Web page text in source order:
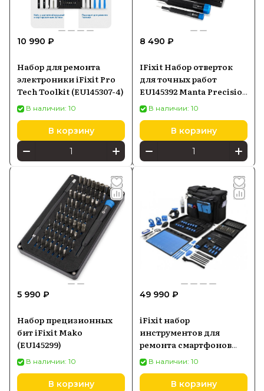
10 990 ₽
Набор для ремонта
электроники iFixit Pro
Tech Toolkit (EU145307-4)
В наличии: 10
В корзину
8 490 ₽
IFixit Набор отверток
для точных работ
EU145392 Manta Precision
Bit Set, 112 предметов
В наличии: 10
В корзину
5 990 ₽
Набор прецизионных
бит iFixit Mako
(EU145299)
В наличии: 10
В корзину
49 990 ₽
iFixit набор
инструментов для
ремонта смартфонов
Repair Business Toolkit
(EU145278-8)
В наличии: 10
В корзину